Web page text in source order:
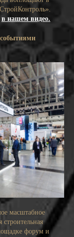
в нашем видео.
масштабное
форум и